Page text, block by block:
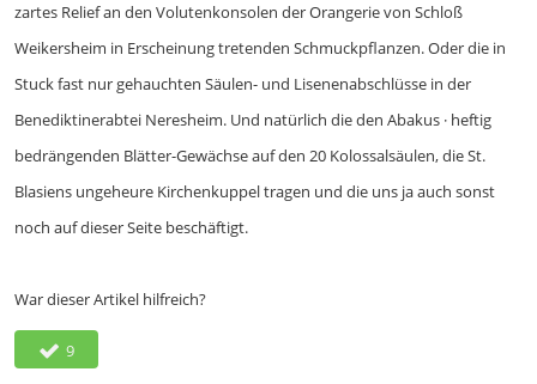
zartes Relief an den Volutenkonsolen der Orangerie von Schloß
Weikersheim in Erscheinung tre­tenden Schmuckpflanzen. Oder die in
Stuck fast nur gehauchten Säulen- und Lisenenabschlüsse in der
Benediktinerab­tei Neresheim. Und natürlich die den Aba­kus · heftig
bedrängenden Blätter-Ge­wächse auf den 20 Kolossalsäulen, die St.
Blasiens ungeheure Kirchenkuppel tra­gen und die uns ja auch sonst
noch auf dieser Seite beschäftigt.
War dieser Artikel hilfreich?
9